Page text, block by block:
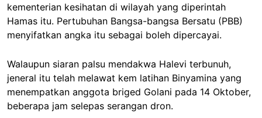
kementerian kesihatan di wilayah yang diperintah
Hamas itu. Pertubuhan Bangsa-bangsa Bersatu (PBB)
menyifatkan angka itu sebagai boleh dipercayai.
Walaupun siaran palsu mendakwa Halevi terbunuh,
jeneral itu telah melawat kem latihan Binyamina yang
menempatkan anggota briged Golani pada 14 Oktober,
beberapa jam selepas serangan dron.